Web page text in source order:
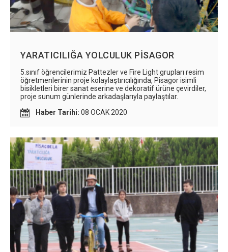
YARATICILIĞA YOLCULUK PİSAGOR
5.sınıf öğrencilerimiz Pattezler ve Fire Light grupları resim
öğretmenlerinin proje kolaylaştırıcılığında, Pisagor isimli
bisikletleri birer sanat eserine ve dekoratif ürüne çevirdiler,
proje sunum günlerinde arkadaşlarıyla paylaştılar.
Haber Tarihi: 08 OCAK 2020